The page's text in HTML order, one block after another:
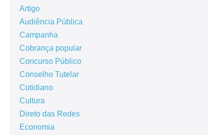
Artigo
Audiência Pública
Campanha
Cobrança popular
Concurso Público
Conselho Tutelar
Cotidiano
Cultura
Direto das Redes
Economia